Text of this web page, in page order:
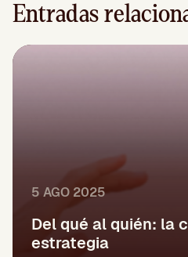
Entradas
5 AGO 2025
Del qué al quién: la
estrategia